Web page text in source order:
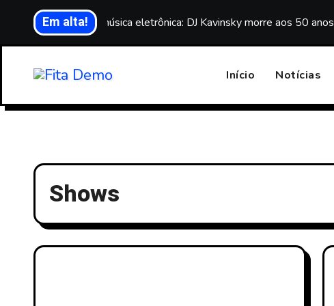
content
Em alta!
Luto na música eletrônica: DJ Kavinsky morre aos 50 anos
Início Notícias
Shows